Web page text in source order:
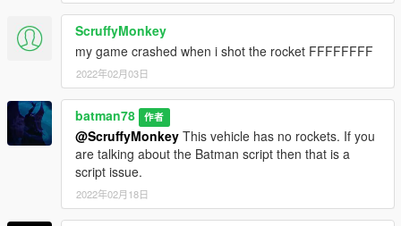
ScruffyMonkey
my game crashed when i shot the rocket FFFFFFFF
2022年02月03日
batman78 作者
@ScruffyMonkey This vehicle has no rockets. If you
are talking about the Batman script then that is a
script issue.
2022年02月18日